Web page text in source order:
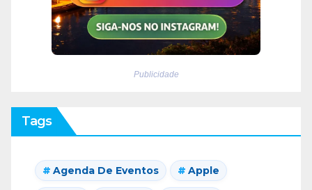
Publicidade
Tags
Agenda De Eventos Apple